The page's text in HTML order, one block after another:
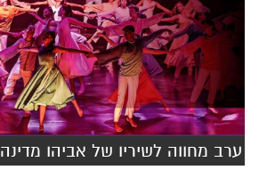
ערב מחווה לשיריו של אביהו מדינה